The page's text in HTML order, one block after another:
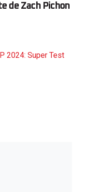
de Zach Pichon
2024: Super Test